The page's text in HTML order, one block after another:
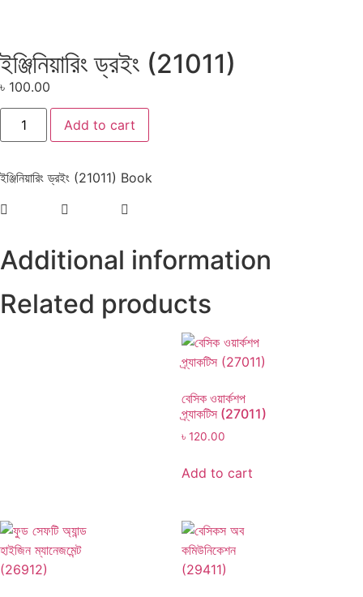
ইঞ্জিনিয়ারিং ড্রইং (21011)
৳ 100.00
Add to cart
ইঞ্জিনিয়ারিং ড্রইং (21011) Book
Additional information
Related products
বেসিক ওয়ার্কশপ
প্র্যাকটিস (27011)
৳ 120.00
Add to cart